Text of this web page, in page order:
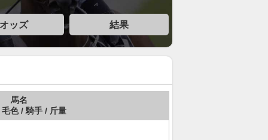
オッズ 結果
馬名
色 / 騎手 / 斤量